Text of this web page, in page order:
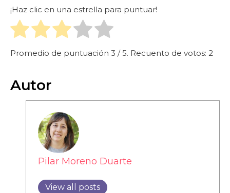
¡Haz clic en una estrella para puntuar!
Promedio de puntuación 3 / 5. Recuento de votos: 2
Autor
Pilar Moreno Duarte
View all posts